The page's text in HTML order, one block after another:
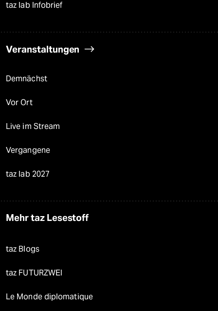
taz lab Infobrief
Veranstaltungen
Demnächst
Vor Ort
Live im Stream
Vergangene
taz lab 2027
Mehr taz Lesestoff
taz Blogs
taz FUTURZWEI
Le Monde diplomatique